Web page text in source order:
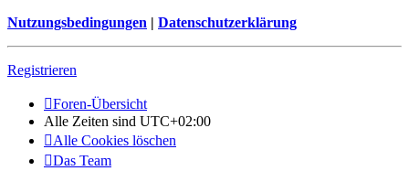
Nutzungsbedingungen | Datenschutzerklärung
Registrieren
Foren-Übersicht
Alle Zeiten sind UTC+02:00
Alle Cookies löschen
Das Team